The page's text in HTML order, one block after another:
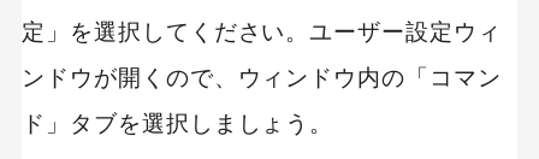
定」を選択してください。ユーザー設定ウィ
ンドウが開くので、ウィンドウ内の「コマン
ド」タブを選択しましょう。